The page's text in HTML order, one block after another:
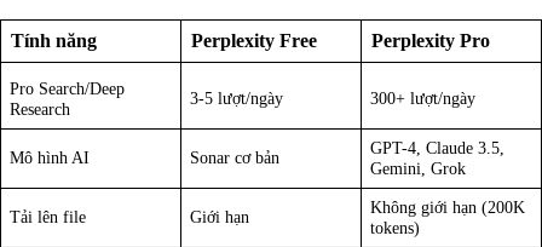
Tính năng Perplexity Free Perplexity Pro
Pro Search/Deep
Research
3-5 lượt/ngày 300+ lượt/ngày
Mô hình AI Sonar cơ bản
GPT-4, Claude 3.5,
Gemini, Grok
Tải lên file Giới hạn
Không giới hạn (200K
tokens)